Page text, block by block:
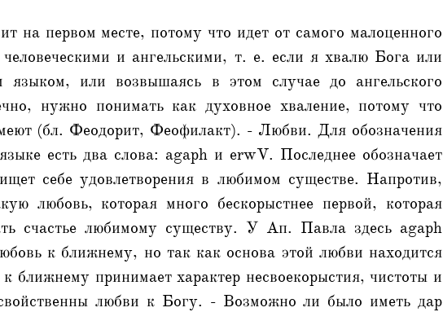
на первом месте, потому что идет от самого малоценного
и ангельскими, т. е. если я хвалю Бога или
языком, или возвышаясь в этом случае до ангельского
нужно понимать как духовное хваление, потому что
(бл. Феодорит, Феофилакт). - Любви. Для обозначения
есть два слова: agaph и erwV. Последнее обозначает
себе удовлетворения в любимом существе. Напротив,
любовь, которая много бескорыстнее первой, которая
счастье любимому существу. У Ап. Павла здесь agaph
к ближнему, но так как основа этой любви находится
ближнему принимает характер несвоекорыстия, чистоты и
любви к Богу. - Возможно ли было иметь дар